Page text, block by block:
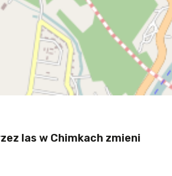
las w Chimkach zmieni